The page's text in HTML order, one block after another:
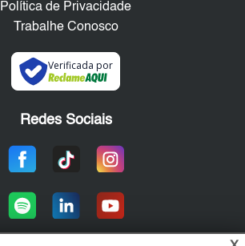
Política de Privacidade
Trabalhe Conosco
Verificada por
Redes Sociais